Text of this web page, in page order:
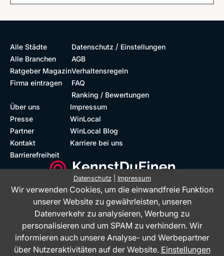
Alle Städte
Alle Branchen
Ratgeber Magazin
Firma eintragen
Datenschutz / Einstellungen
AGB
Verhaltensregeln
FAQ
Ranking / Bewertungen
Über uns
Presse
Partner
Kontakt
Barrierefreiheit
Impressum
WinLocal
WinLocal Blog
Karriere bei uns
Datenschutz| Impressum
Wir verwenden Cookies, um die einwandfreie Funktion
unserer Website zu gewährleisten, unseren
Datenverkehr zu analysieren, Werbung zu
personalisieren und um SPAM zu verhindern. Wir
informieren auch unsere Analyse- und Werbepartner
über Nutzeraktivitäten auf der Website. Einstellungen